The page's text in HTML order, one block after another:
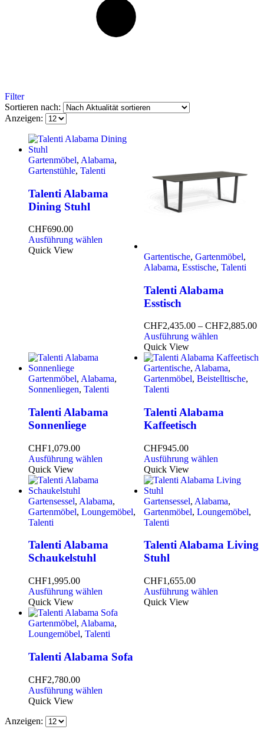
Filter
Sortieren nach:
Anzeigen:
Gartenmöbel, Alabama,
Gartenstühle, Talenti
Talenti Alabama
Dining Stuhl
CHF690.00
Ausführung wählen
Quick View
Gartentische, Gartenmöbel,
Alabama, Esstische, Talenti
Talenti Alabama
Esstisch
CHF2,435.00 – CHF2,885.00
Ausführung wählen
Quick View
Gartenmöbel, Alabama,
Sonnenliegen, Talenti
Talenti Alabama
Sonnenliege
CHF1,079.00
Ausführung wählen
Quick View
Gartentische, Alabama,
Gartenmöbel, Beistelltische,
Talenti
Talenti Alabama
Kaffeetisch
CHF945.00
Ausführung wählen
Quick View
Gartensessel, Alabama,
Gartenmöbel, Loungemöbel,
Talenti
Talenti Alabama
Schaukelstuhl
CHF1,995.00
Ausführung wählen
Quick View
Gartensessel, Alabama,
Gartenmöbel, Loungemöbel,
Talenti
Talenti Alabama Living
Stuhl
CHF1,655.00
Ausführung wählen
Quick View
Gartenmöbel, Alabama,
Loungemöbel, Talenti
Talenti Alabama Sofa
CHF2,780.00
Ausführung wählen
Quick View
Anzeigen: